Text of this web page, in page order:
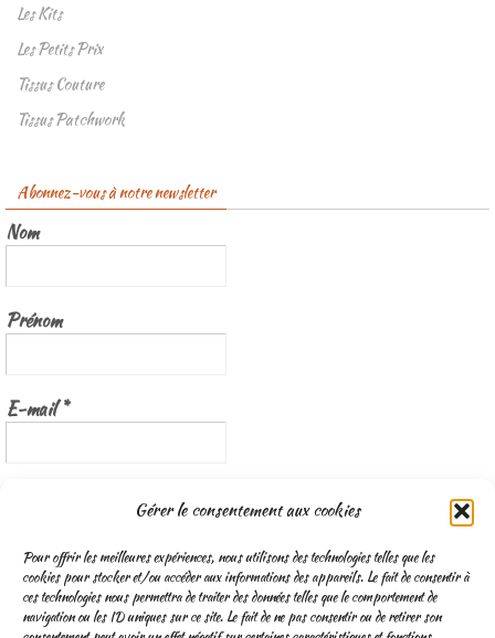
Gérer le consentement aux cookies
Pour offrir les meilleures expériences, nous utilisons des technologies telles que les
cookies pour stocker et/ou accéder aux informations des appareils. Le fait de consentir à
ces technologies nous permettra de traiter des données telles que le comportement de
navigation ou les ID uniques sur ce site. Le fait de ne pas consentir ou de retirer son
Les Kits
Les Petits Prix
Tissus Couture
Tissus Patchwork
Abonnez-vous à notre newsletter
Nom
Prénom
E-mail*
Nous gardons vos données privées et ne les partageons qu’avec les
tierces parties qui rendent ce service possible.Lisez notre politique de
confidentialité